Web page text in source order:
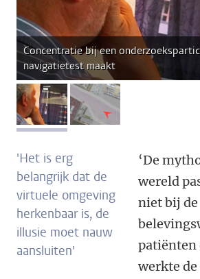
Concentratie bij een
navigatietest maakt
afbeelding 1afbeelding 2
'Het is erg
belangrijk dat de
virtuele omgeving
herkenbaar is, de
illusie moet nauw
aansluiten'
‘De
wereld
niet bij de
patiënten
werkte